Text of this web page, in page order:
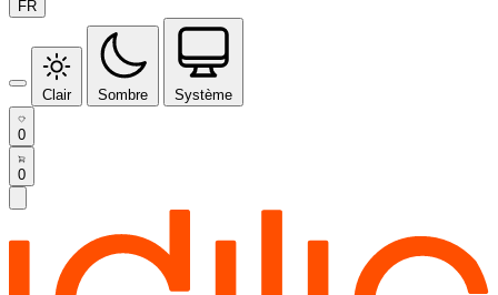
FR
Clair Sombre Système
0
0